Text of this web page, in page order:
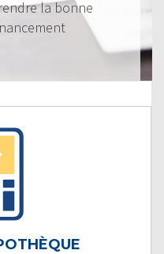
la bonne